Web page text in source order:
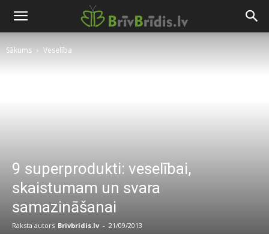
Sākums Veselība
9 superprodukti: veselībai,
skaistumam un svara
samazināšanai
Raksta autors Brivbridis.lv - 21/09/2013